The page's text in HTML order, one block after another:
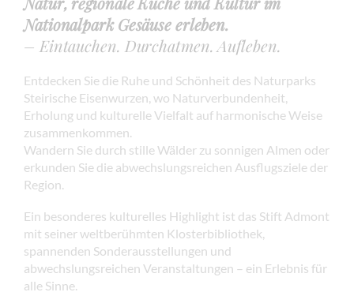
Nationalpark Gesäuse erleben.
– Eintauchen. Durchatmen. Aufleben.
Entdecken Sie die Ruhe und Schönheit des Naturparks
Steirische Eisenwurzen, wo Naturverbundenheit,
Erholung und kulturelle Vielfalt auf harmonische Weise
zusammenkommen.
Wandern Sie durch stille Wälder zu sonnigen Almen oder
erkunden Sie die abwechslungsreichen Ausflugsziele der
Region.
Ein besonderes kulturelles Highlight ist das Stift Admont
mit seiner weltberühmten Klosterbibliothek,
spannenden Sonderausstellungen und
abwechslungsreichen Veranstaltungen – ein Erlebnis für
alle Sinne.